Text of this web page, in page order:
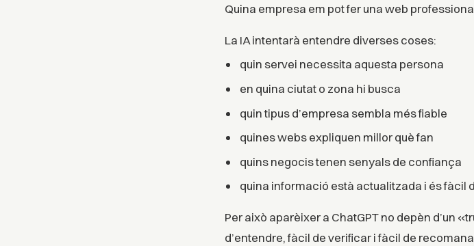
Quina empresa em pot fer una web
La IA intentarà entendre diverses coses:
quin servei necessita aquesta persona
en quina ciutat o zona hi busca
quin tipus d’empresa sembla més fiable
quines webs expliquen millor què fan
quins negocis tenen senyals de confiança
quina informació està actualitzada i és fàcil
Per això aparèixer a ChatGPT no depèn d’un
d’entendre, fàcil de verificar i fàcil de